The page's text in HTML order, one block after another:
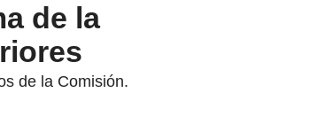
de la
de la Comisión.